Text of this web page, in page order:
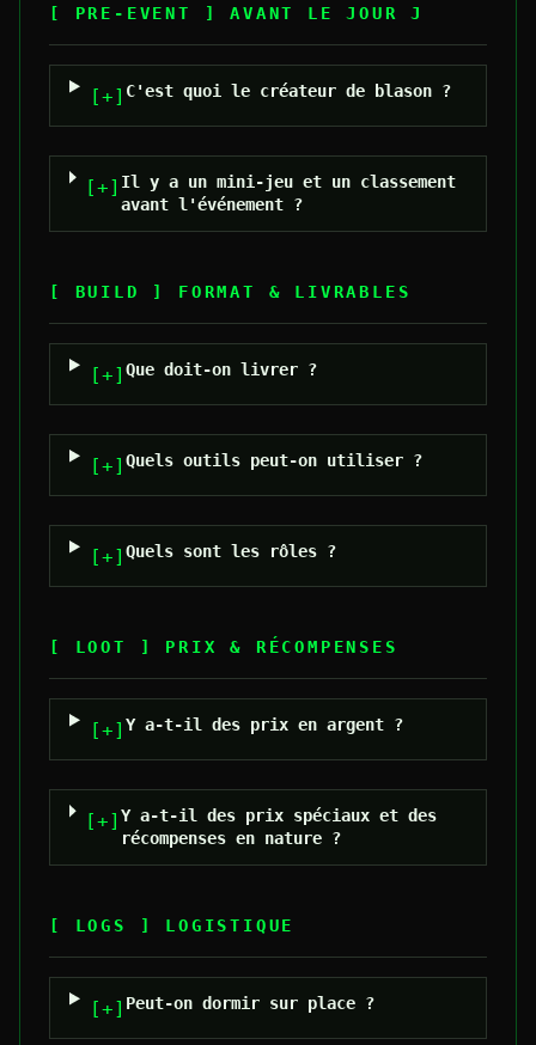
[ PRE-EVENT ] AVANT LE JOUR J
[+] C'est quoi le créateur de blason ?
[+] Il y a un mini-jeu et un classement
avant l'événement ?
[ BUILD ] FORMAT & LIVRABLES
[+] Que doit-on livrer ?
[+] Quels outils peut-on utiliser ?
[+] Quels sont les rôles ?
[ LOOT ] PRIX & RÉCOMPENSES
[+] Y a-t-il des prix en argent ?
[+] Y a-t-il des prix spéciaux et des
récompenses en nature ?
[ LOGS ] LOGISTIQUE
[+] Peut-on dormir sur place ?